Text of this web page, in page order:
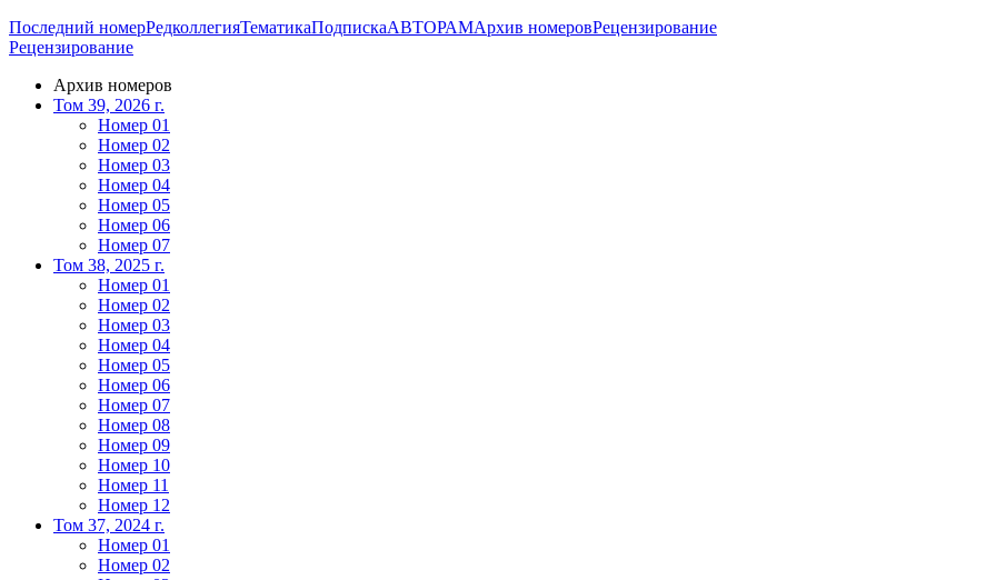
Последний номерРедколлегияТематикаПодпискаАВТОРАМАрхив номеровРецензирование
Рецензирование
Архив номеров
Том 39, 2026 г.
Номер 01
Номер 02
Номер 03
Номер 04
Номер 05
Номер 06
Номер 07
Том 38, 2025 г.
Номер 01
Номер 02
Номер 03
Номер 04
Номер 05
Номер 06
Номер 07
Номер 08
Номер 09
Номер 10
Номер 11
Номер 12
Том 37, 2024 г.
Номер 01
Номер 02